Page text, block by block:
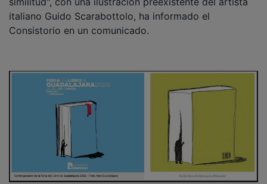
italiano Guido Scarabottolo, ha informado el
Consistorio en un comunicado.